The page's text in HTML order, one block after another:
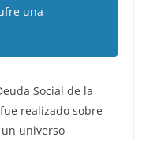
una
Social de la
realizado sobre
universo